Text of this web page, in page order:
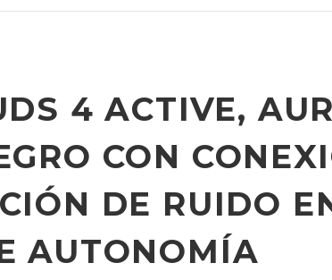
4 ACTIVE,
CON
DE RUIDO
AUTONOMÍA